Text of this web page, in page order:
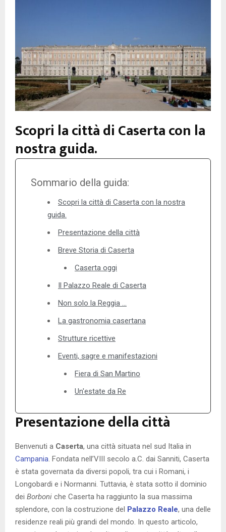
Scopri la città di Caserta con la
nostra guida.
Sommario della guida:
Scopri la città di Caserta con la nostra
guida.
Presentazione della città
Breve Storia di Caserta
Caserta oggi
Il Palazzo Reale di Caserta
Non solo la Reggia …
La gastronomia casertana
Strutture ricettive
Eventi, sagre e manifestazioni
Fiera di San Martino
Un'estate da Re
Presentazione della città
Benvenuti a Caserta, una città situata nel sud Italia in
Campania. Fondata nell’VIII secolo a.C. dai Sanniti, Caserta
è stata governata da diversi popoli, tra cui i Romani, i
Longobardi e i Normanni. Tuttavia, è stata sotto il dominio
dei Borboni che Caserta ha raggiunto la sua massima
splendore, con la costruzione del Palazzo Reale, una delle
residenze reali più grandi del mondo. In questo articolo,